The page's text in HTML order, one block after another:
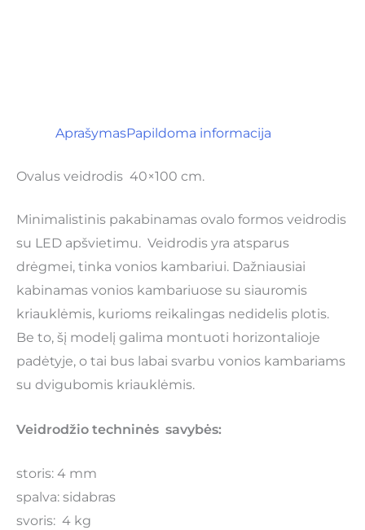
AprašymasPapildoma informacija
Ovalus veidrodis 40×100 cm.
Minimalistinis pakabinamas ovalo formos veidrodis
su LED apšvietimu. Veidrodis yra atsparus
drėgmei, tinka vonios kambariui. Dažniausiai
kabinamas vonios kambariuose su siauromis
kriauklėmis, kurioms reikalingas nedidelis plotis.
Be to, šį modelį galima montuoti horizontalioje
padėtyje, o tai bus labai svarbu vonios kambariams
su dvigubomis kriauklėmis.
Veidrodžio techninės savybės:
storis: 4 mm
spalva: sidabras
svoris: 4 kg